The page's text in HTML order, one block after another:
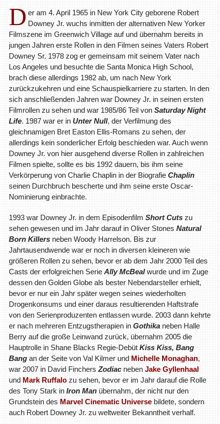
D er am 4. April 1965 in New York City geborene Robert
Downey Jr. wuchs inmitten der alternativen New Yorker
Filmszene im Greenwich Village auf und übernahm bereits in
jungen Jahren erste Rollen in den Filmen seines Vaters Robert
Downey Sr. 1978 zog er gemeinsam mit seinem Vater nach
Los Angeles und besuchte die Santa Monica High School,
brach diese allerdings 1982 ab, um nach New York
zurückzukehren und eine Schauspielkarriere zu starten. In den
sich anschließenden Jahren war Downey Jr. in seinen ersten
Filmrollen zu sehen und war 1985/86 Teil von Saturday Night
Life. 1987 war er in Unter Null, der Verfilmung des
gleichnamigen Bret Easton Ellis-Romans zu sehen, der
allerdings kein sonderlicher Erfolg beschieden war. Auch wenn
Downey Jr. von hier ausgehend diverse Rollen in zahlreichen
Filmen spielte, sollte es bis 1992 dauern, bis ihm seine
Verkörperung von Charlie Chaplin in der Biografie Chaplin
seinen Durchbruch bescherte und ihm seine erste Oscar-
Nominierung einbrachte.
1993 war Downey Jr. in dem Episodenfilm Short Cutszu
sehen gewesen und im Jahr darauf in Oliver Stones Natural
Born Killersneben Woody Harrelson. Bis zur
Jahrtausendwende war er noch in diversen kleineren wie
größeren Rollen zu sehen, bevor er ab dem Jahr 2000 Teil des
Casts der erfolgreichen Serie Ally McBealwurde und im Zuge
dessen den Golden Globe als bester Nebendarsteller erhielt,
bevor er nur ein Jahr später wegen seines wiederholten
Drogenkonsums und einer daraus resultierenden Haftstrafe
von den Serienproduzenten entlassen wurde. 2003 dann kehrte
er nach mehreren Entzugstherapien in Gothikaneben Halle
Berry auf die große Leinwand zurück, übernahm 2005 die
Hauptrolle in Shane Blacks Regie-Debüt Kiss Kiss, Bang
Bangan der Seite von Val Kilmer und Michelle Monaghan,
war 2007 in David Finchers Zodiacneben Jake Gyllenhaal
und Mark Ruffalozu sehen, bevor er im Jahr darauf die Rolle
des Tony Stark in Iron Manübernahm, der nicht nur den
Grundstein des Marvel Cinematic Universebildete, sondern
auch Robert Downey Jr. zu weltweiter Bekanntheit verhalf.